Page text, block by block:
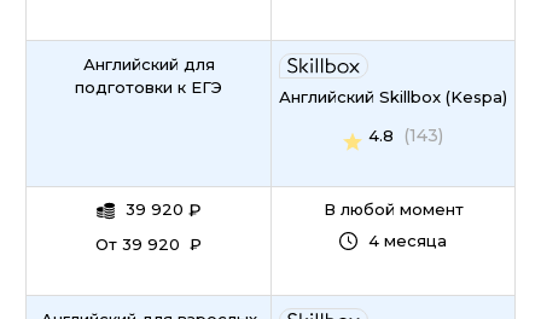
Английский для
подготовки к ЕГЭ
39 920 ₽
От 39 920 ₽
Английский Skillbox (Kespa)
4.8
(143)
В любой момент
4 месяца